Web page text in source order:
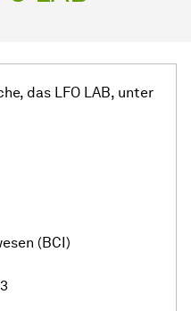
das LFO LAB, unter
(BCI)